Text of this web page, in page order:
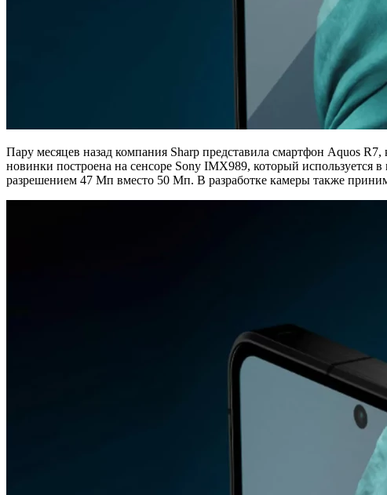
Пару месяцев назад компания Sharp представила смартфон Aquos
новинки построена на сенсоре Sony IMX989, который используется
разрешением 47 Мп вместо 50 Мп. В разработке камеры также